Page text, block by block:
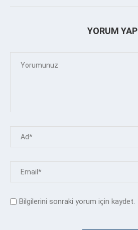
YORUM YAP
Bilgilerini sonraki yorum için kaydet.